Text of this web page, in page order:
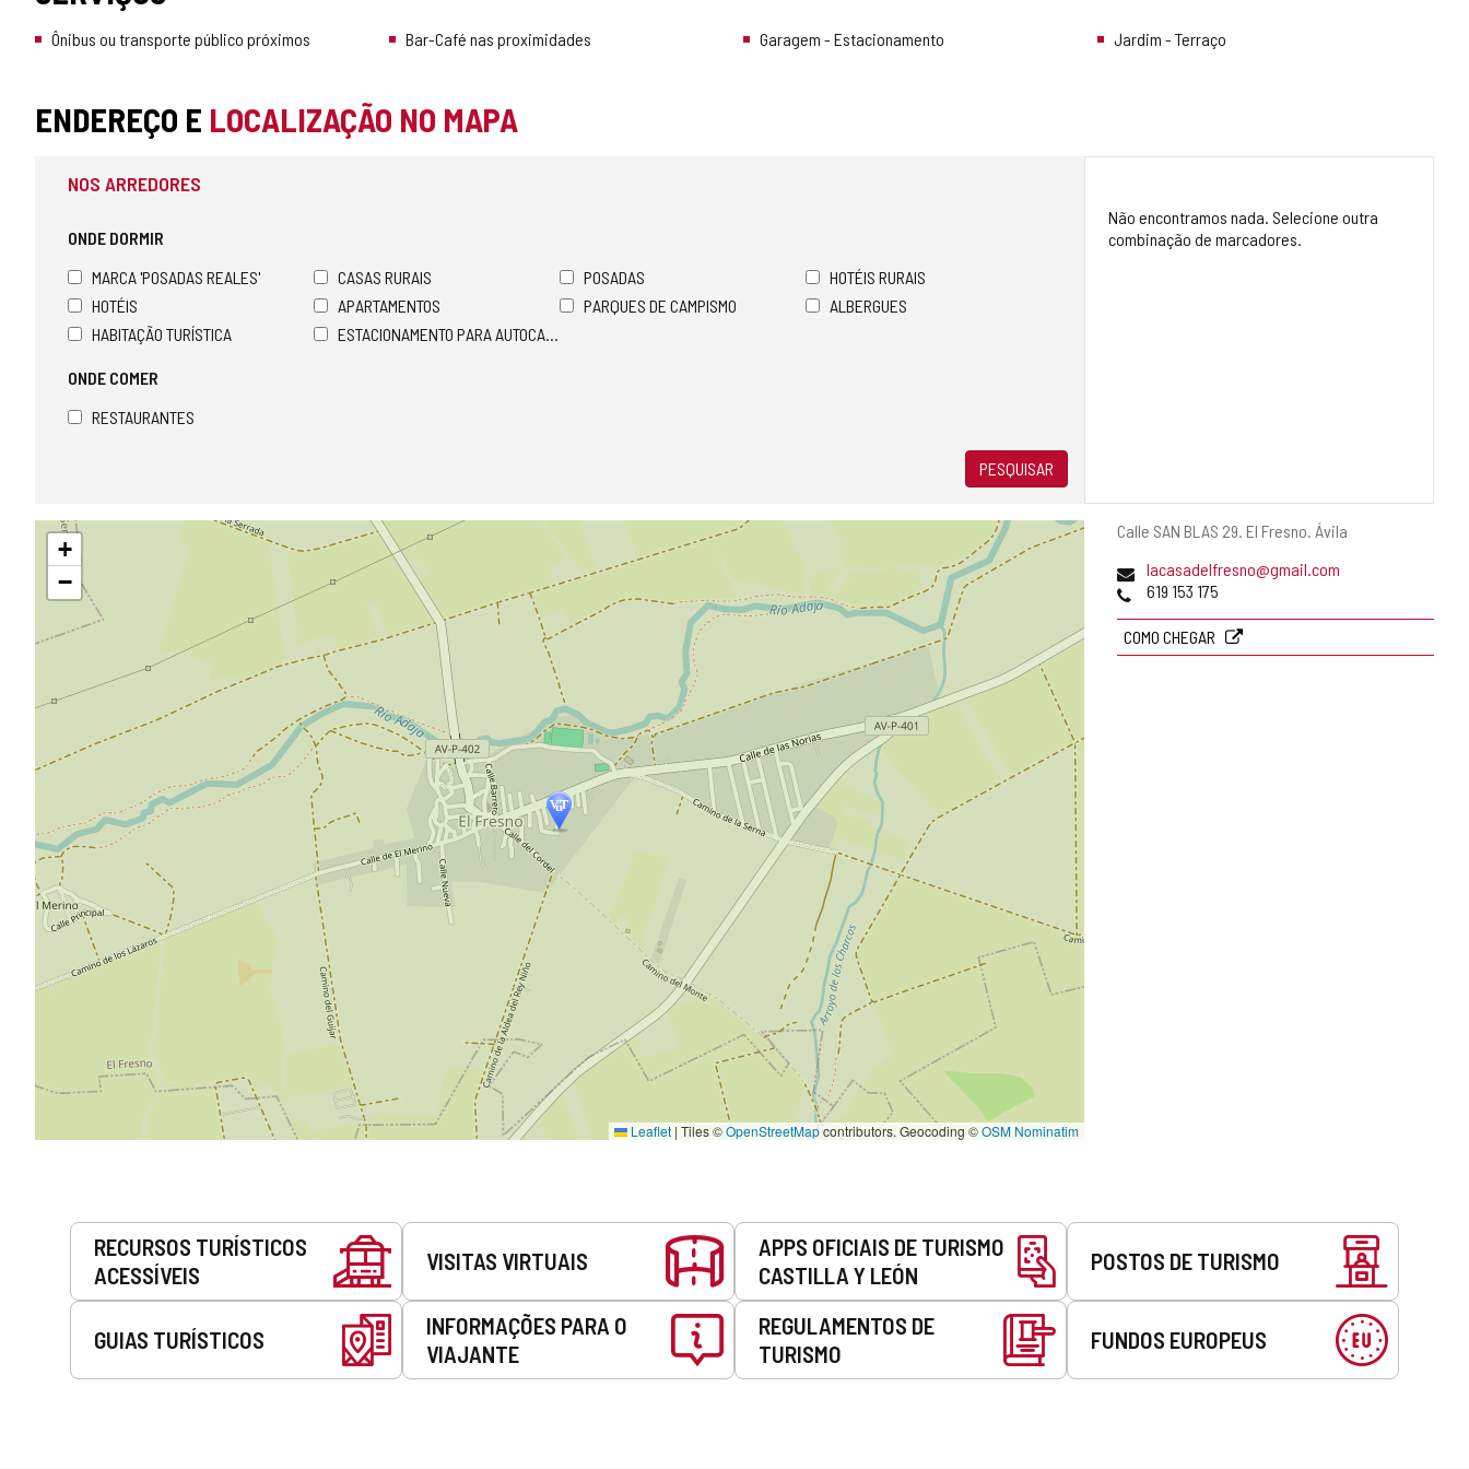
Ônibus ou transporte público próximos Bar-Café nas proximidades Garagem - Estacionamento Jardim - Terraço
ENDEREÇO E LOCALIZAÇÃO NO MAPA
Endereço
Calle SAN BLAS 29. El Fresno. Ávila
Endereço
de
lacasadelfresno@gmail.com
Telefones
619 153 175
COMO CHEGAR
NOS ARREDORES
ONDE DORMIR
MARCA 'POSADAS REALES'
CASAS RURAIS POSADAS
HOTÉIS RURAIS
HOTÉIS
APARTAMENTOS PARQUES DE CAMPISMO
ALBERGUES
HABITAÇÃO TURÍSTICA
ESTACIONAMENTO PARA AUTOCARAVANAS
ONDE COMER
RESTAURANTES
PESQUISAR
Não encontramos nada. Selecione outra
combinação de marcadores.
Pular
mapa
+
−
Leaflet | Tiles ©OpenStreetMapcontributors. Geocoding ©OSM Nominatim
Serviços
RECURSOS TURÍSTICOS
ACESSÍVEIS
VISITAS VIRTUAIS
APPS OFICIAIS DE TURISMO
CASTILLA Y LEÓN
POSTOS DE TURISMO
GUIAS TURÍSTICOS
INFORMAÇÕES PARA O
VIAJANTE
REGULAMENTOS DE
TURISMO
FUNDOS EUROPEUS